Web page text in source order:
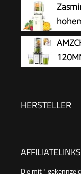
entsafter für
Saftreinheit,
Gläsern - Silbrig
HERSTELLER
AFFILIATELINKS
Die mit *